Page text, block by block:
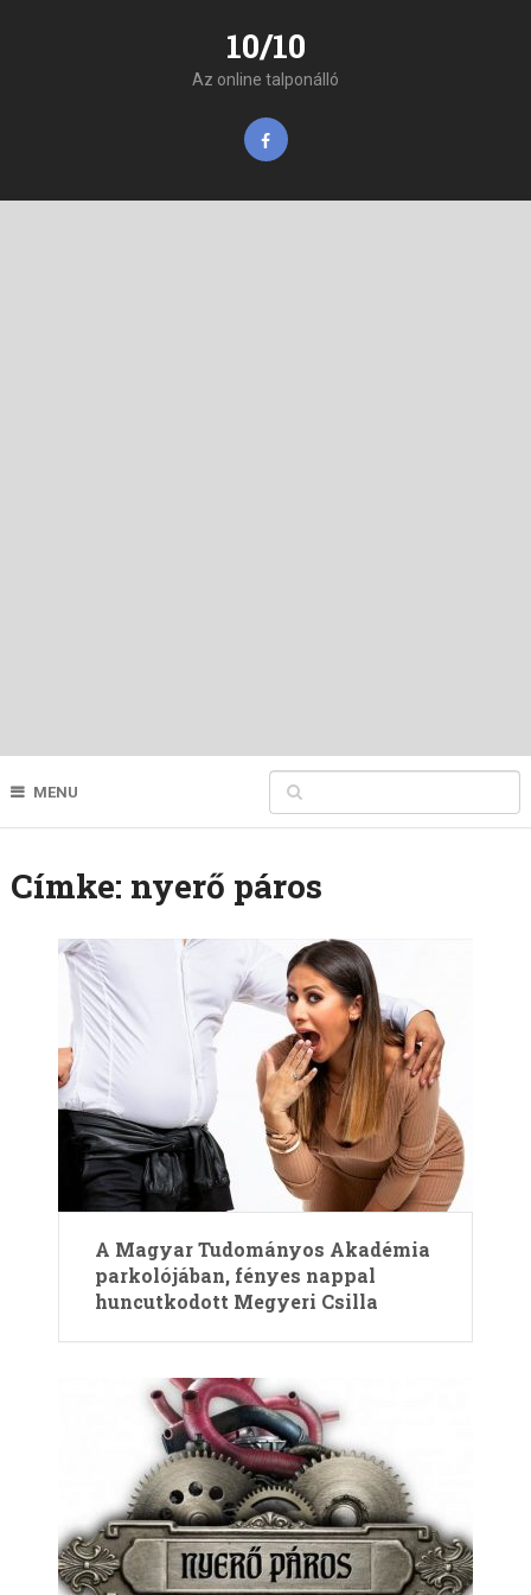
10/10
Az online talponálló
MENU
Címke: nyerő páros
A Magyar Tudományos Akadémia
parkolójában, fényes nappal
huncutkodott Megyeri Csilla